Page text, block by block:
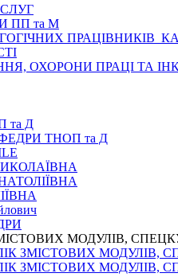
ПП та М
ПРАЦІВНИКІВ
ОХОРОНИ ПРАЦІ ТА
та Д
ТНОП та Д
МОДУЛІВ,
ЗМІСТОВИХ МОДУЛІВ,
ЗМІСТОВИХ МОДУЛІВ,